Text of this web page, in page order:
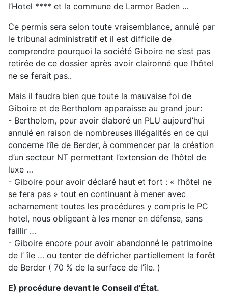
l’Hotel **** et la commune de Larmor Baden …
Ce permis sera selon toute vraisemblance, annulé par
le tribunal administratif et il est difficile de
comprendre pourquoi la société Giboire ne s’est pas
retirée de ce dossier après avoir claironné que l’hôtel
ne se ferait pas..
Mais il faudra bien que toute la mauvaise foi de
Giboire et de Bertholom apparaisse au grand jour:
- Bertholom, pour avoir élaboré un PLU aujourd’hui
annulé en raison de nombreuses illégalités en ce qui
concerne l’île de Berder, à commencer par la création
d’un secteur NT permettant l’extension de l’hôtel de
luxe …
- Giboire pour avoir déclaré haut et fort : « l’hôtel ne
se fera pas » tout en continuant à mener avec
acharnement toutes les procédures y compris le PC
hotel, nous obligeant à les mener en défense, sans
faillir …
- Giboire encore pour avoir abandonné le patrimoine
de l’ île … ou tenter de défricher partiellement la forêt
de Berder ( 70 % de la surface de l’île. )
E) procédure devant le Conseil d’État.